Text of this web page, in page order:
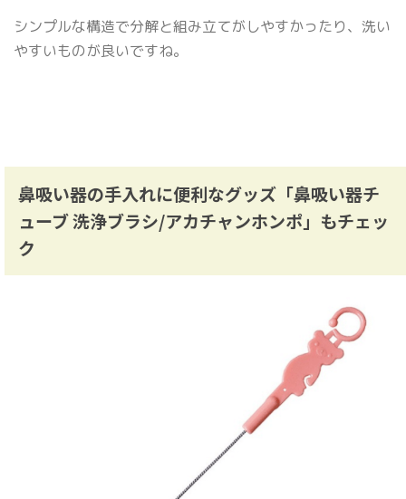
シンプルな構造で分解と組み立てがしやすかったり、洗い
やすいものが良いですね。
鼻吸い器の手入れに便利なグッズ「鼻吸い器チ
ューブ 洗浄ブラシ/アカチャンホンポ」もチェッ
ク